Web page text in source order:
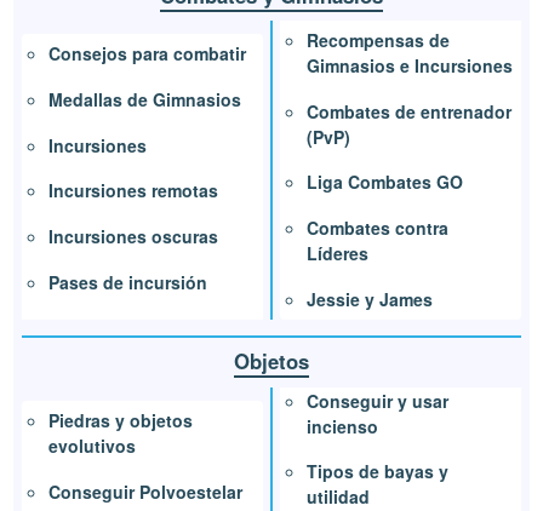
Consejos para combatir
Medallas de Gimnasios
Incursiones
Incursiones remotas
Incursiones oscuras
Pases de incursión
Recompensas de
Gimnasios e Incursiones
Combates de entrenador
(PvP)
Liga Combates GO
Combates contra
Líderes
Jessie y James
Objetos
Piedras y objetos
evolutivos
Conseguir Polvoestelar
Conseguir y usar
incienso
Tipos de bayas y
utilidad